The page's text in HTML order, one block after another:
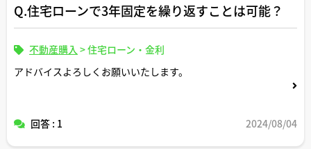
Q.住宅ローンで3年固定を繰り返すことは可能？
不動産購入 >住宅ローン・金利
アドバイスよろしくお願いいたします。
回答 : 1 2024/08/04